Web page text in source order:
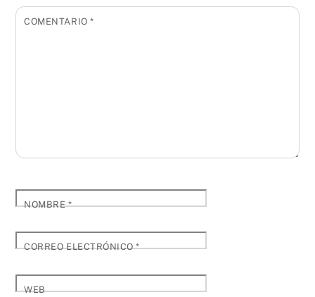
COMENTARIO*
NOMBRE*
CORREO ELECTRÓNICO*
WEB